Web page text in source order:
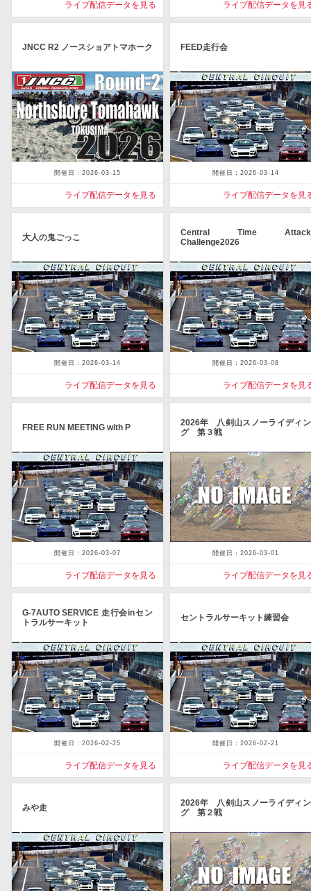
ライブ配信データを見る ライブ配信データを見
JNCC R2 ノースショアトマホーク
開催日：2026-03-15
ライブ配信データを見る
FEED走行会
開催日：2026-03-14
ライブ配信データを見
大人の鬼ごっこ
開催日：2026-03-14
ライブ配信データを見る
Central Time Attack
Challenge2026
開催日：2026-03-08
ライブ配信データを見
FREE RUN MEETING with P
開催日：2026-03-07
ライブ配信データを見る
2026年 八剣山スノーライディン
グ 第３戦
開催日：2026-03-01
ライブ配信データを見
G-7AUTO SERVICE 走行会inセン
トラルサーキット
開催日：2026-02-25
ライブ配信データを見る
セントラルサーキット練習会
開催日：2026-02-21
ライブ配信データを見
みや走
2026年 八剣山スノーライディン
グ 第２戦